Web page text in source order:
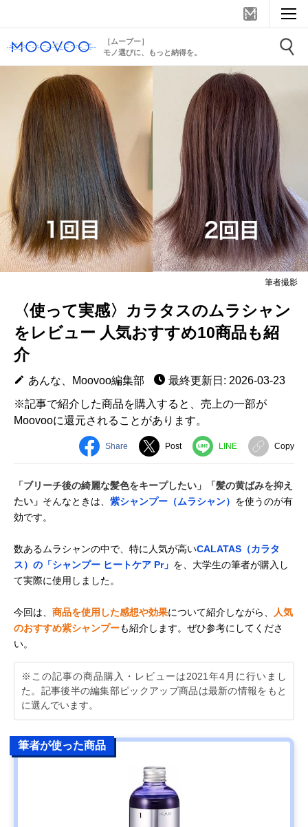
［ムーブー］
モノ選びに、もっと納得を。
筆者撮影
〈使って実感〉カラタスのムラシャン
をレビュー 人気おすすめ10商品も紹
介
あんな、Moovoo編集部
最終更新日: 2026-03-23
※記事で紹介した商品を購入すると、売上の一部が
Moovooに還元されることがあります。
Share Post LINE Copy
「ブリーチ後の綺麗な髪色をキープしたい」「髪の黄ばみを抑え
たい」 そんなときは、 紫シャンプー（ムラシャン） を使うのが有
効です。
数あるムラシャンの中で、特に人気が高いCALATAS（カラタ
ス）の「シャンプー ヒートケア Pr」 を、大学生の筆者が購入し
て実際に使用しました。
今回は、 商品を使用した感想や効果について紹介しながら、
人気
のおすすめ紫シャンプーも紹介します。ぜひ参考にしてくださ
い。
※この記事の商品購入・レビューは2021年4月に行いまし
た。記事後半の編集部ピックアップ商品は最新の情報をもと
に選んでいます。
筆者が使った商品